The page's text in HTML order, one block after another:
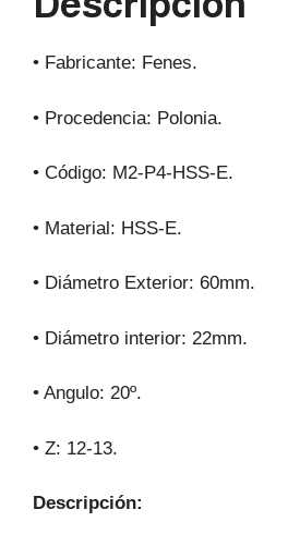
• Fabricante: Fenes.
• Procedencia: Polonia.
• Código: M2-P4-HSS-E.
• Material: HSS-E.
• Diámetro Exterior: 60mm.
• Diámetro interior: 22mm.
• Angulo: 20º.
• Z: 12-13.
Descripción: